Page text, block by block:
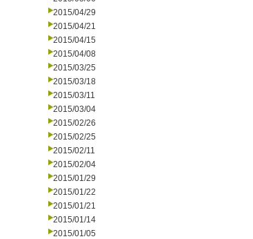
2015/04/29
2015/04/21
2015/04/15
2015/04/08
2015/03/25
2015/03/18
2015/03/11
2015/03/04
2015/02/26
2015/02/25
2015/02/11
2015/02/04
2015/01/29
2015/01/22
2015/01/21
2015/01/14
2015/01/05